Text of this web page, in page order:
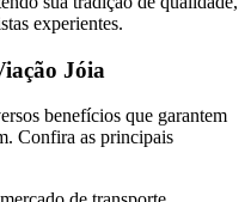
experientes.
Jóia
benefícios que garantem
Confira as principais